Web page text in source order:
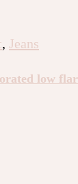
, Jeans
low